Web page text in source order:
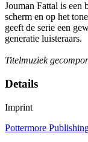
Jouman Fattal is een
scherm en op het
geeft de serie een
generatie luisteraars.
Titelmuziek
Details
Imprint
Pottermore